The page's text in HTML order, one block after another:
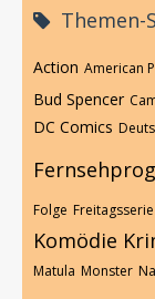
Themen-
Action American
Bud Spencer
DC Comics
Folge Freitagsserie
Komödie
Matula Monster